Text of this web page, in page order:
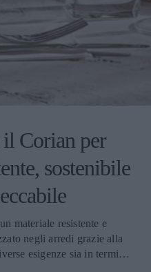
il Corian per
sostenibile
materiale resistente e
negli arredi grazie alla
esigenze sia in termini